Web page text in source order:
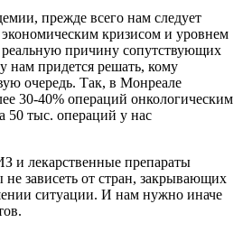
прежде всего нам следует
кризисом и уровнем
причину сопутствующих
нам придется решать, кому
очередь. Так, в Монреале
30-40% операций онкологическим
50 тыс. операций у нас
и лекарственные препараты
зависеть от стран, закрывающих
ситуации. И нам нужно иначе